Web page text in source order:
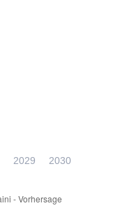
2029 2030